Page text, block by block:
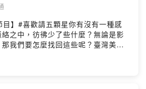
女人 》34:33《鄉村一日》35:04
，在1930 年代時法國正面臨怎樣的
主義出現，以抒情方式講述殘酷現
口」單元的推薦片單38:47《布杜溺
歲》43:39《百萬法郎》45:37 介紹
導演 雷內・克萊爾，作品橫跨三
票價：800 / 500 / 300＿＿＿
：
roadtoallsenses/感官一條
qyfmdUVkigHVQJhJ7FKP9mmi39
：Artlist
目】#喜歡請五顆星你有沒有一種感
之中，彷彿少了些什麼？無論是影
我們要怎麼找回這些呢？臺灣美術
在節目中 蔡家丘老師談到，日本人